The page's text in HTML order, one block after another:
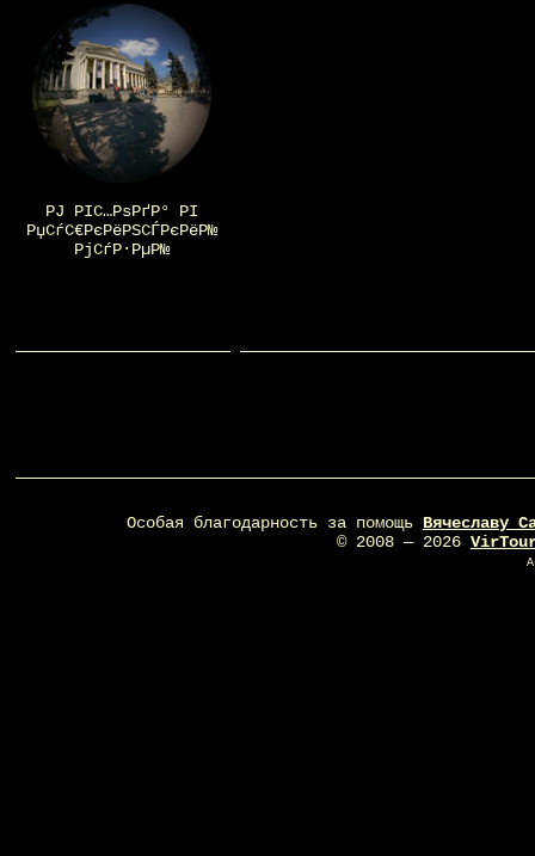
РЈ РІС…РѕРґР° РІ
РџСѓС€РєРёРЅСЃРєРёР№
РјСѓР·РµР№
Особая благодарность за помощь Вячеславу
© 2008 — 2026